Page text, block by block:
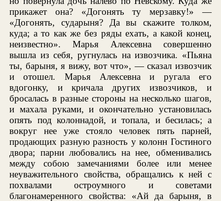
прикажет она? «Догонять ту мерзавку!» —
«Догонять, сударыня? Да вы скажите толком,
куда; а то как же без ряды ехать, а какой конец,
неизвестно». Марья Алексевна совершенно
вышла из себя, ругнулась на извозчика. «Пьяна
ты, барыня, я вижу, вот что», — сказал извозчик
и отошел. Марья Алексевна и ругала его
вдогонку, и кричала других извозчиков, и
бросалась в разные стороны на несколько шагов,
и махала руками, и окончательно установилась
опять под колоннадой, и топала, и бесилась; а
вокруг нее уже стояло человек пять парней,
продающих разную разность у колонн Гостиного
двора; парни любовались на нее, обменивались
между собою замечаниями более или менее
неуважительного свойства, обращались к ней с
похвалами остроумного и советами
благонамеренного свойства: «Ай да барыня, в